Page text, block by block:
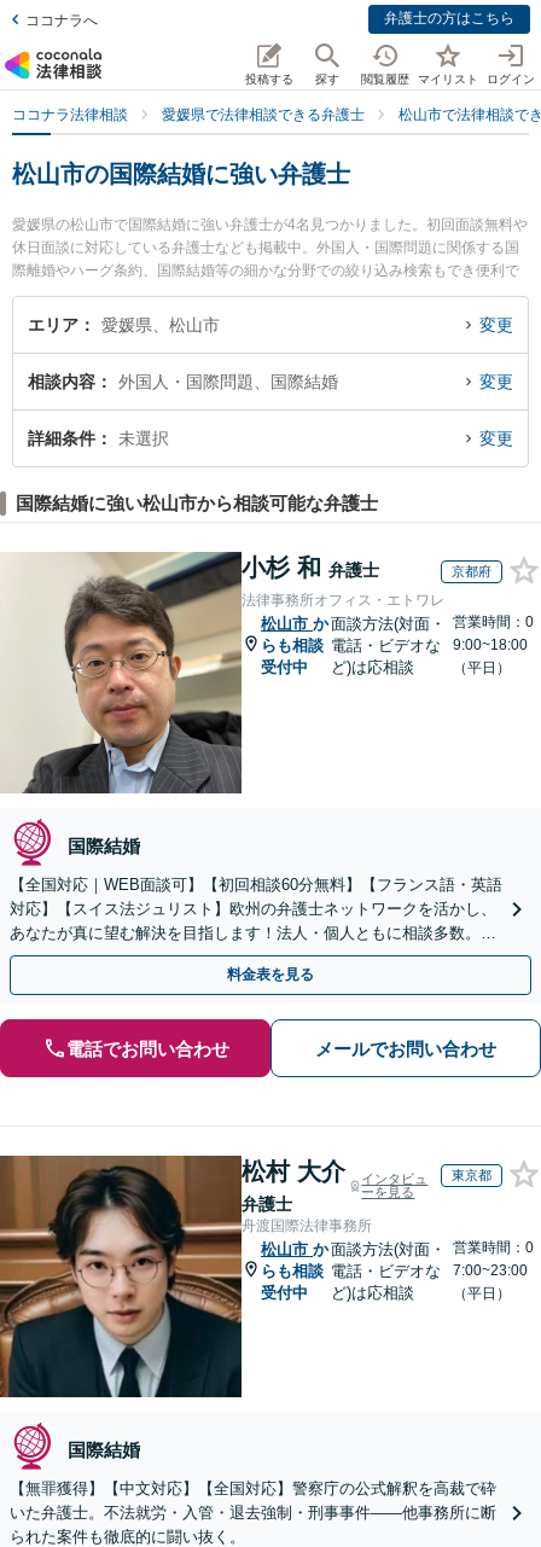
ココナラへ 弁護士の方はこちら
投稿する 探す 閲覧履歴 マイリスト ログイン
ココナラ法律相談 愛媛県で法律相談できる弁護士 松山市で法律相談で
松山市の国際結婚に強い弁護士
愛媛県の松山市で国際結婚に強い弁護士が4名見つかりました。初回面談無料や
休日面談に対応している弁護士なども掲載中。外国人・国際問題に関係する国
際離婚やハーグ条約、国際結婚等の細かな分野での絞り込み検索もでき便利で
す。特に河野法律会計事務所の河野 光昭弁護士や岡野法律事務所 松山支店の坂
上 咲季弁護士、佐藤法律事務所の佐藤 清志弁護士のプロフィール情報や弁護士
績豊富な近くの弁護士を検索したい』『初回相談無料で国際結婚を法律相談で
きる松山市内の弁護士に相談予約したい』などでお困りの相談者さんにおすす
めです。
エリア 愛媛県、松山市 変更
相談内容 外国人・国際問題、国際結婚 変更
詳細条件 未選択 変更
国際結婚に強い松山市から相談可能な弁護士
小杉 和 弁護士 京都府
法律事務所オフィス・エトワレ
松山市 か
らも相談
受付中
面談方法(対面・
電話・ビデオな
ど)は応相談
営業時間：0
9:00~18:00
（平日）
国際結婚
【全国対応｜WEB面談可】【初回相談60分無料】【フランス語・英語
対応】【スイス法ジュリスト】欧州の弁護士ネットワークを活かし、
あなたが真に望む解決を目指します！法人・個人ともに相談多数。細
やかな連絡と粘り強い交渉を徹底【休日・夜間相談可】
料金表を見る
電話でお問い合わせ メールでお問い合わせ
松村 大介
弁護士
インタビュ
ーを見る
東京都
舟渡国際法律事務所
松山市 か
らも相談
受付中
面談方法(対面・
電話・ビデオな
ど)は応相談
営業時間：0
7:00~23:00
（平日）
国際結婚
【無罪獲得】【中文対応】【全国対応】警察庁の公式解釈を高裁で砕
いた弁護士。不法就労・入管・退去強制・刑事事件——他事務所に断
られた案件も徹底的に闘い抜く。